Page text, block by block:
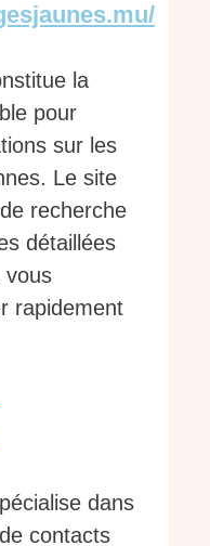
la
pour
sur les
Le site
recherche
détaillées
vous
rapidement
dans
contacts